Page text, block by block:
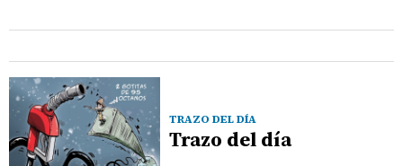
TRAZO DEL DÍA
Trazo del día